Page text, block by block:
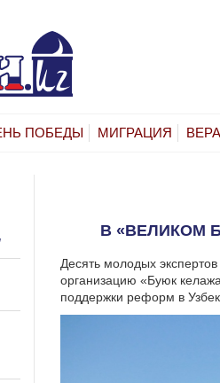
ПОБЕДЫ МИГРАЦИЯ ВЕРА
В «ВЕЛИКОМ
Десять молодых
организацию «Буюк
поддержки реформ в